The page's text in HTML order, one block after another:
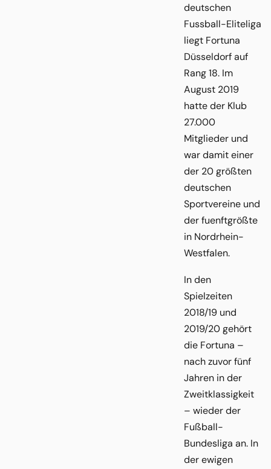
deutschen
Fussball-Eliteliga
liegt Fortuna
Düsseldorf auf
Rang 18. Im
August 2019
hatte der Klub
27.000
Mitglieder und
war damit einer
der 20 größten
deutschen
Sportvereine und
der fuenftgrößte
in Nordrhein-
Westfalen.
In den
Spielzeiten
2018/19 und
2019/20 gehört
die Fortuna –
nach zuvor fünf
Jahren in der
Zweitklassigkeit
– wieder der
Fußball-
Bundesliga an. In
der ewigen